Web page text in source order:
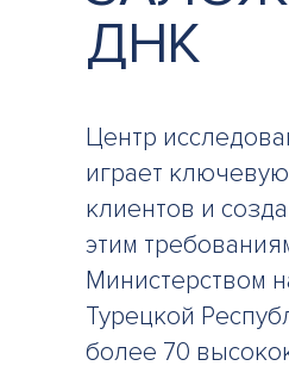
ДНК
Центр
играет
клиентов и
этим
Министерством
Турецкой
более 70